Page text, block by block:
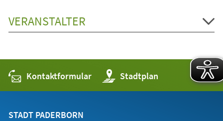
VERANSTALTER
Kontaktformular Stadtplan
(Öffnet
in
einem
STADT PADERBORN